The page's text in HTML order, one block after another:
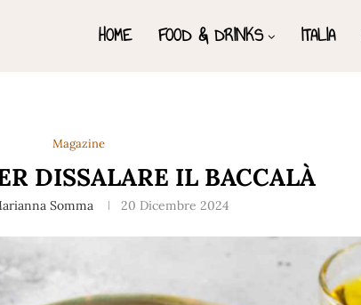
HOME FOOD & DRINKS ITALIA
Magazine
DISSALARE IL BACCALÀ
Somma 20 Dicembre 2024